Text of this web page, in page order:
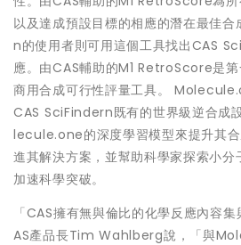
以及達成預設目標的相應的潛在最佳
n的使用者則可用這個工具找出CAS
應。由CAS輔助的M1 RetroScore是
商用合成可行性評量工具。
CAS SciFindern既有的世界級逆合成
lecule.one的深度學習模型來提升其
進其解決方案，並幫助科學家探索小
加速科學突破。
「CAS擁有無與倫比的化學反應內容
AS產品長Tim Wahlberg說，「與